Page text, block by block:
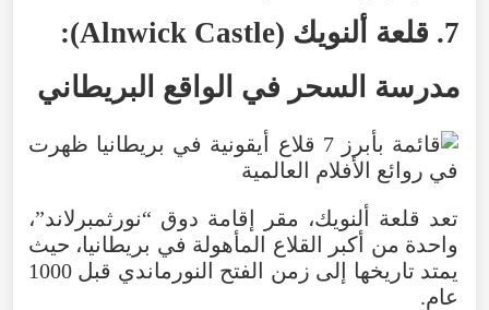
7
. قلعة ألنويك (
Alnwick Castle
):
مدرسة السحر في الواقع البريطاني
تعد قلعة ألنويك، مقر إقامة دوق “نورثمبرلاند”،
واحدة من أكبر القلاع المأهولة في بريطانيا، حيث
يمتد تاريخها إلى زمن الفتح النورماندي قبل
عام.